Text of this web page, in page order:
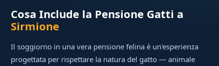
Cosa Include la Pensione Gatti a
Sirmione
Il soggiorno in una vera pensione felina è un'esperienza
progettata per rispettare la natura del gatto — animale